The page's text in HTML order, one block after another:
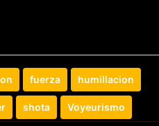
fuerza humillacion
shota Voyeurismo